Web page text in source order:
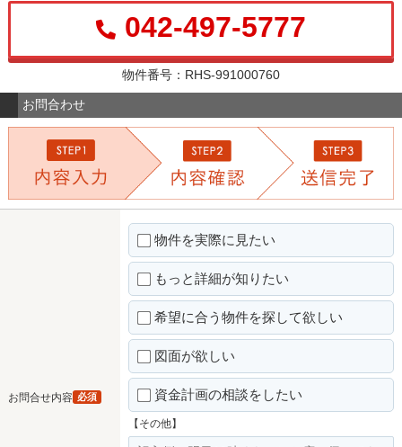
042-497-5777
物件番号：RHS-991000760
お問合わせ
お問合せ内容 必須
物件を実際に見たい
もっと詳細が知りたい
希望に合う物件を探して欲しい
図面が欲しい
資金計画の相談をしたい
【その他】